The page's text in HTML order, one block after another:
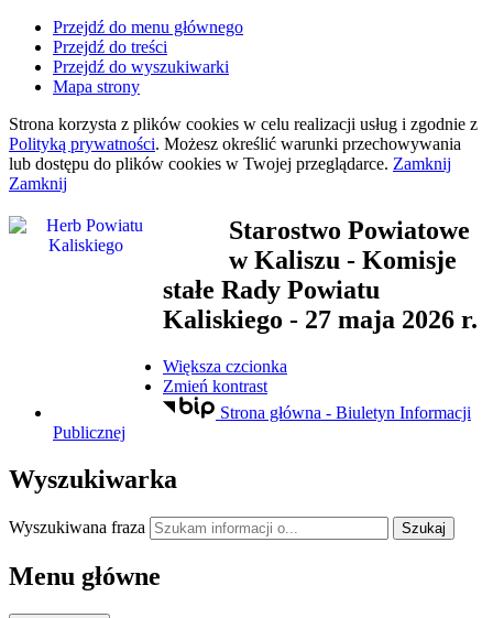
Przejdź do menu głównego
Przejdź do treści
Przejdź do wyszukiwarki
Mapa strony
Strona korzysta z plików cookies w celu realizacji usług i zgodnie z
Polityką prywatności. Możesz określić warunki przechowywania
lub dostępu do plików cookies w Twojej przeglądarce. Zamknij
Zamknij
Starostwo Powiatowe
w Kaliszu - Komisje
stałe Rady Powiatu
Kaliskiego - 27 maja 2026 r.
Większa czcionka
Zmień kontrast
Strona główna - Biuletyn Informacji
Publicznej
Wyszukiwarka
Wyszukiwana fraza Szukaj
Menu główne